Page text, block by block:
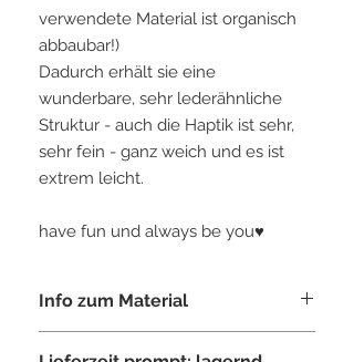
verwendete Material ist organisch
abbaubar!)
Dadurch erhält sie eine
wunderbare, sehr lederähnliche
Struktur - auch die Haptik ist sehr,
sehr fein - ganz weich und es ist
extrem leicht.
have fun und always be you♥
Info zum Material